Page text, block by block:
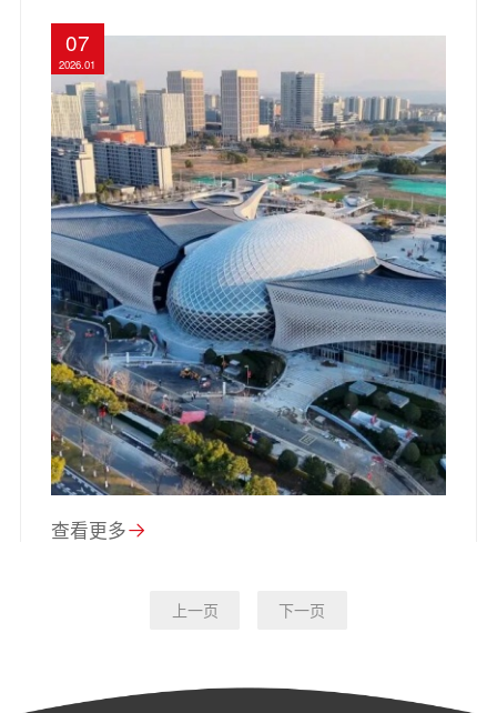
标准，配合创新的“葡萄园”布局和特殊的声学结
构，创造出清晰、均匀的声场。首演现场，观众无
论坐在哪个位置都能感受到丰富的混响和舒适的听
感，展现了科技与艺术的完美结合。
07
2026.01
查看更多
上一页 下一页